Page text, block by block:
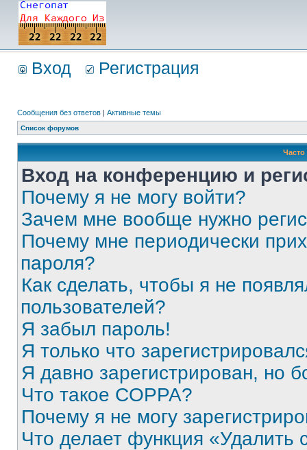
Вход Регистрация
Сообщения без ответов | Активные темы
Список форумов
Вход на конференцию и
Почему я не могу войти?
Зачем мне вообще нужно
Почему мне периодически
пароля?
Как сделать, чтобы я не
пользователей?
Я забыл пароль!
Я только что
Я давно зарегистрирован, но
Что такое COPPA?
Почему я не могу
Что делает функция «Удалить